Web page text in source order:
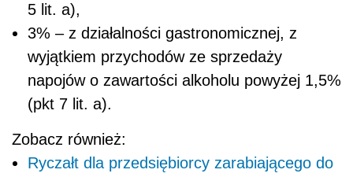
5 lit. a),
3% ‒ z działalności gastronomicznej, z
wyjątkiem przychodów ze sprzedaży
napojów o zawartości alkoholu powyżej 1,5%
(pkt 7 lit. a).
Zobacz również:
Ryczałt dla przedsiębiorcy zarabiającego do